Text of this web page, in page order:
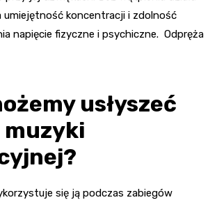
umiejętność koncentracji i zdolność
napięcie fizyczne i psychiczne. Odpręża
usłyszeć
się ją podczas zabiegów